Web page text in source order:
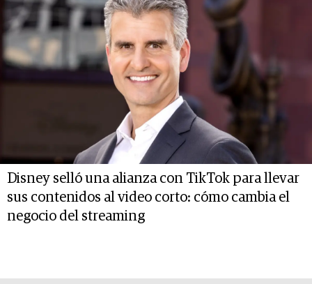
Disney selló una alianza con TikTok para llevar
sus contenidos al video corto: cómo cambia el
negocio del streaming